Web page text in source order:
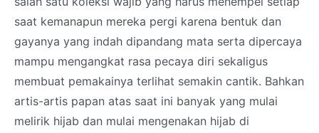
saat kemanapun mereka pergi karena bentuk dan
gayanya yang indah dipandang mata serta dipercaya
mampu mengangkat rasa pecaya diri sekaligus
membuat pemakainya terlihat semakin cantik. Bahkan
artis-artis papan atas saat ini banyak yang mulai
melirik hijab dan mulai mengenakan hijab di